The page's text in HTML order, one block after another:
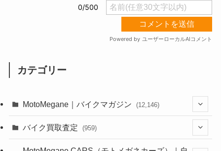
カテゴリー
MotoMegane｜バイクマガジン (12,146)
(44)
バイク買取査定 (959)